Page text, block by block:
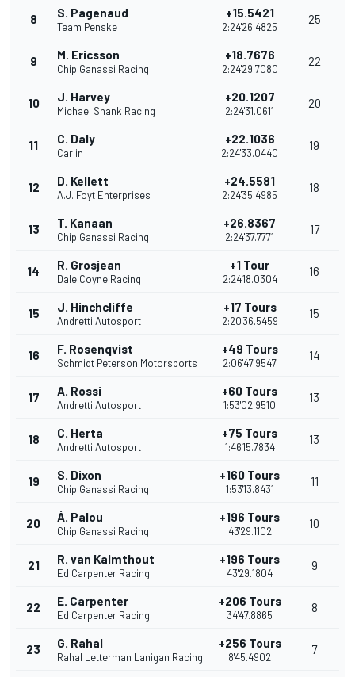
8 S. Pagenaud
Team Penske
+15.5421
2:24'26.4825
25
9 M. Ericsson
Chip Ganassi Racing
+18.7676
2:24'29.7080
22
10 J. Harvey
Michael Shank Racing
+20.1207
2:24'31.0611
20
11 C. Daly
Carlin
+22.1036
2:24'33.0440
19
12 D. Kellett
A.J. Foyt Enterprises
+24.5581
2:24'35.4985
18
13 T. Kanaan
Chip Ganassi Racing
+26.8367
2:24'37.7771
17
14 R. Grosjean
Dale Coyne Racing
+1 Tour
2:24'18.0304
16
15 J. Hinchcliffe
Andretti Autosport
+17 Tours
2:20'36.5459
15
16 F. Rosenqvist
Schmidt Peterson Motorsports
+49 Tours
2:06'47.9547
14
17 A. Rossi
Andretti Autosport
+60 Tours
1:53'02.9510
13
18 C. Herta
Andretti Autosport
+75 Tours
1:46'15.7834
13
19 S. Dixon
Chip Ganassi Racing
+160 Tours
1:53'13.8431
11
20 Á. Palou
Chip Ganassi Racing
+196 Tours
43'29.1102
10
21 R. van Kalmthout
Ed Carpenter Racing
+196 Tours
43'29.1804
9
22 E. Carpenter
Ed Carpenter Racing
+206 Tours
34'47.8865
8
23 G. Rahal
Rahal Letterman Lanigan Racing
+256 Tours
8'45.4902
7